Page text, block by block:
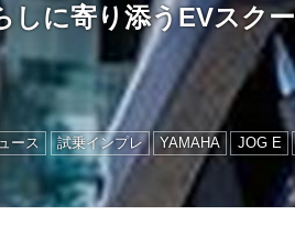
しに寄り添うEVスク
ース 試乗インプレ YAMAHA JOG E